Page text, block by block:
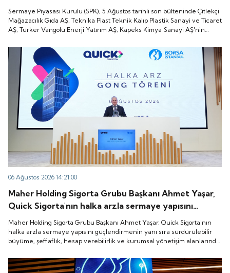
Plast Teknik Kalıp Plastik Sanayi ve Ticaret AŞ,
Türker Vangölü Enerji Yatırım AŞ, Kapeks Kimya
Sanayi AŞ'nin halka arzlarına onay verdiği duyurdu.
Sermaye Piyasası Kurulu (SPK), 5 Ağustos tarihli son bülteninde Çitlekçi
Mağazacılık Gıda AŞ, Teknika Plast Teknik Kalıp Plastik Sanayi ve Ticaret
AŞ, Türker Vangölü Enerji Yatırım AŞ, Kapeks Kimya Sanayi AŞ'nin
06 Ağustos 2026 14:21:00
Maher Holding Sigorta Grubu Başkanı Ahmet Yaşar,
Quick Sigorta'nın halka arzla sermaye yapısını
güçlendirmenin yanı sıra sürdürülebilir büyüme,
şeffaflık, hesap verebilirlik ve kurumsal yönetişim
alanlarında yeni bir döneme girdiğini belirtti.
Maher Holding Sigorta Grubu Başkanı Ahmet Yaşar, Quick Sigorta'nın
halka arzla sermaye yapısını güçlendirmenin yanı sıra sürdürülebilir
büyüme, şeffaflık, hesap verebilirlik ve kurumsal yönetişim alanlarında